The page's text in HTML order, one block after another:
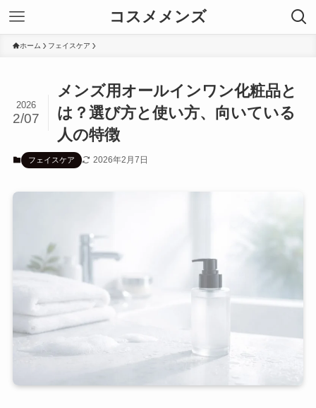
コスメメンズ
ホーム フェイスケア
メンズ用オールインワン化粧品と
は？選び方と使い方、向いている
人の特徴
2026
2/07
フェイスケア 2026年2月7日